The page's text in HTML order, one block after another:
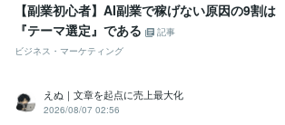
【副業初心者】AI副業で稼げない原因の9割は
『テーマ選定』である
記事
ビジネス・マーケティング
えぬ｜文章を起点に売上最大化
2026/08/07 02:56